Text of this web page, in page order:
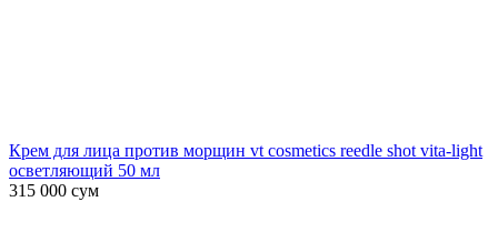
Крем для лица против морщин vt cosmetics reedle shot vita-light
осветляющий 50 мл
315 000 сум